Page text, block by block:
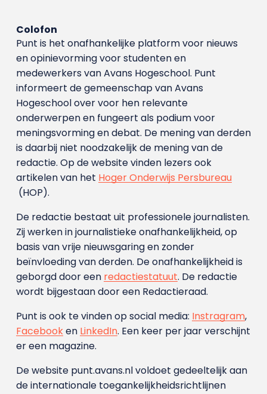
Colofon
Punt is het onafhankelijke platform voor nieuws
en opinievorming voor studenten en
medewerkers van Avans Hoge­school. Punt
informeert de gemeenschap van Avans
Hogeschool over voor hen relevante
onderwerpen en fungeert als podium voor
meningsvorming en debat. De mening van derden
is daarbij niet noodzakelijk de mening van de
redactie. Op de website vinden lezers ook
artikelen van het Hoger Onderwijs Persbureau
(HOP).
De redactie bestaat uit professionele journalisten.
Zij werken in journalistieke onafhankelijkheid, op
basis van vrije nieuwsgaring en zonder
beïnvloeding van derden. De onafhankelijkheid is
geborgd door een redactiestatuut. De redactie
wordt bijgestaan door een Redactieraad.
Punt is ook te vinden op social media: Instragram,
Facebooken LinkedIn. Een keer per jaar verschijnt
er een magazine.
De website punt.avans.nl voldoet gedeeltelijk aan
de internationale toegankelijkheidsrichtlijnen